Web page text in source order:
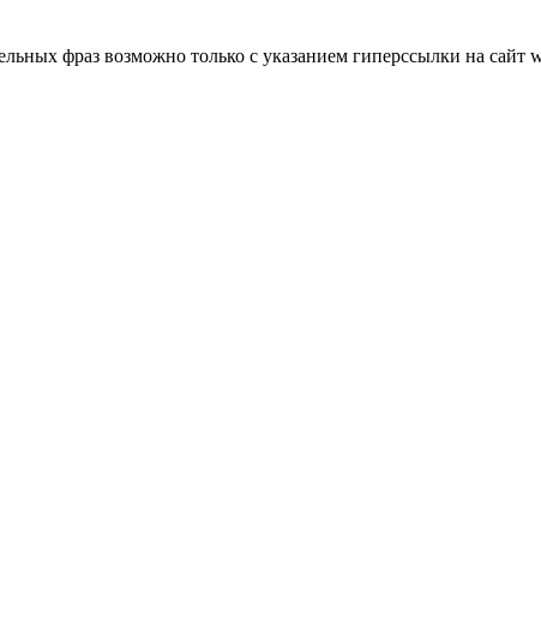
фраз возможно только с указанием гиперссылки на сайт